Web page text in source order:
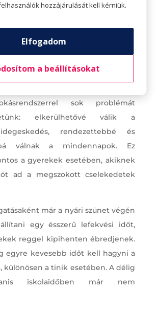
túl fontos feladat az is, hogy a család,
a szeptemberi évkezdéshez. Ez
sok problémát
elkerülhetővé válik a
rendezettebbé és
válnak a mindennapok. Ez
a gyerekek esetében, akiknek
ad a megszokott cselekedetek
már a nyári szünet végén
egy ésszerű lefekvési időt,
reggel kipihenten ébredjenek.
egyre kevesebb időt kell hagyni a
különösen a tinik esetében. A délig
iskolaidőben már nem
hozzájárulását kell kérniük.
Elfogadom
a beállításokat